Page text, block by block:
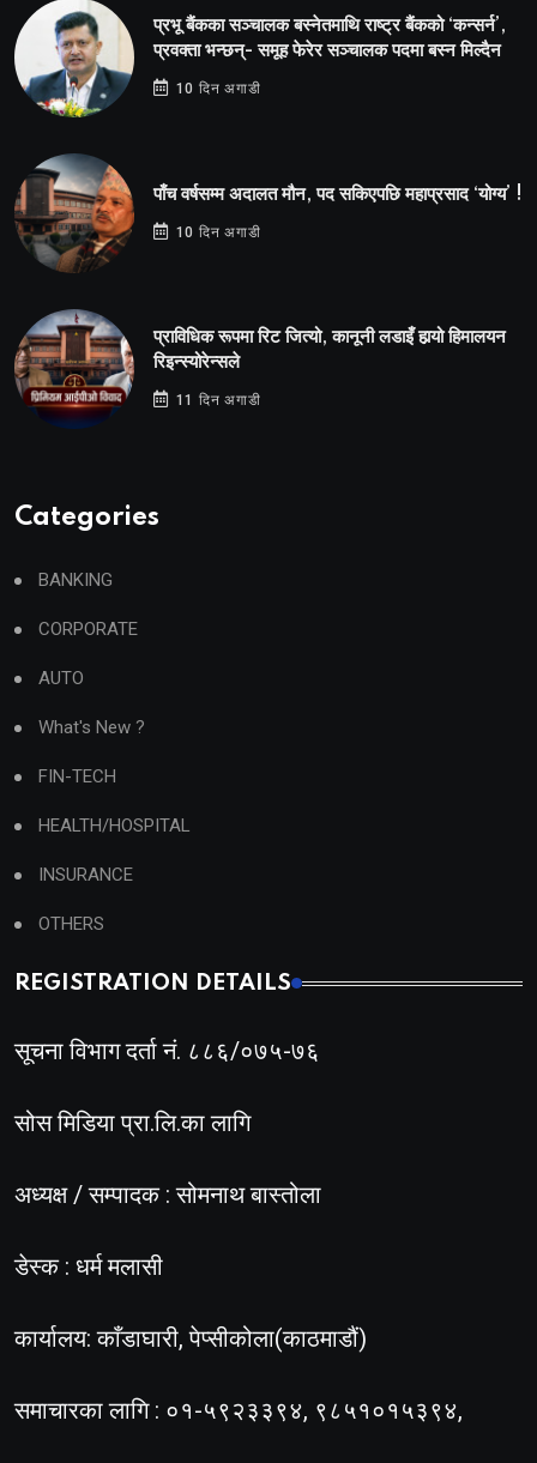
प्रभू बैंकका सञ्चालक बस्नेतमाथि राष्ट्र बैंकको ‘कन्सर्न’,
प्रवक्ता भन्छन्- समूह फेरेर सञ्चालक पदमा बस्न मिल्दैन
10 दिन अगाडी
पाँच वर्षसम्म अदालत मौन, पद सकिएपछि महाप्रसाद ‘योग्य’ !
10 दिन अगाडी
प्राविधिक रूपमा रिट जित्यो, कानूनी लडाइँ हार्‍यो हिमालयन
रिइन्स्योरेन्सले
11 दिन अगाडी
Categories
BANKING
CORPORATE
AUTO
What's New ?
FIN-TECH
HEALTH/HOSPITAL
INSURANCE
OTHERS
REGISTRATION DETAILS
सूचना विभाग दर्ता नं. ८८६/०७५-७६
सोस मिडिया प्रा.लि.का लागि
अध्यक्ष / सम्पादक : सोमनाथ बास्तोला
डेस्क : धर्म मलासी
कार्यालय: काँडाघारी, पेप्सीकोला(काठमाडौं)
समाचारका लागि : ०१-५९२३३९४, ९८५१०१५३९४,